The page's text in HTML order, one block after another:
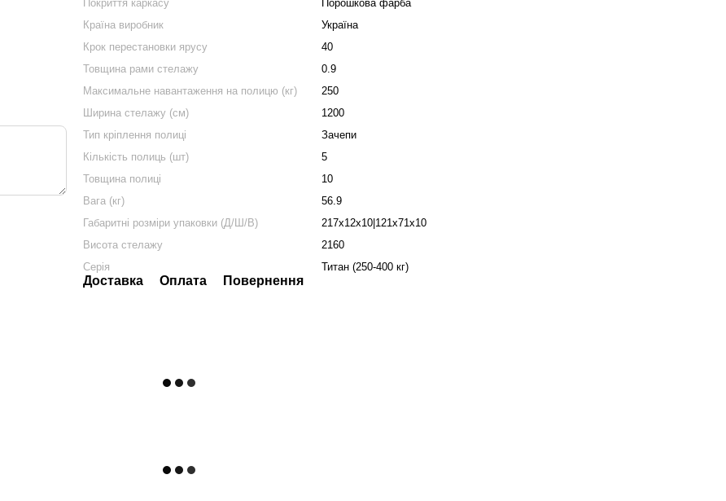
Покриття каркасу
Порошкова фарба
Країна виробник
Україна
Крок перестановки ярусу
40
Товщина рами стелажу
0.9
Максимальне навантаження на полицю (кг)
250
Ширина стелажу (см)
1200
Тип кріплення полиці
Зачепи
Кількість полиць (шт)
5
Товщина полиці
10
Вага (кг)
56.9
Габаритні розміри упаковки (Д/Ш/В)
217х12х10|121х71х10
Висота стелажу
2160
Серія
Титан (250-400 кг)
Доставка Оплата Повернення